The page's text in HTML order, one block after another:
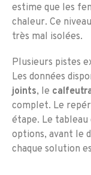
estime que les
chaleur. Ce
très mal isolées.
Plusieurs pistes
Les données
joints, le
complet. Le
étape. Le tableau
options, avant le
chaque solution